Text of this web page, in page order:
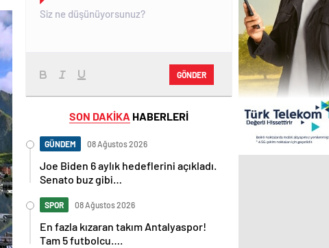
GÖNDER
SON DAKİKA HABERLERİ
GÜNDEM 08 Ağustos 2026
Joe Biden 6 aylık hedeflerini açıkladı.
Senato buz gibi…
SPOR 08 Ağustos 2026
En fazla kızaran takım Antalyaspor!
Tam 5 futbolcu….